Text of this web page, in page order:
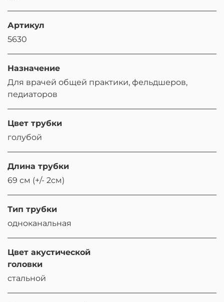
Артикул
5630
Назначение
Для врачей общей практики, фельдшеров,
педиаторов
Цвет трубки
голубой
Длина трубки
69 см (+/- 2см)
Тип трубки
одноканальная
Цвет акустической
головки
стальной